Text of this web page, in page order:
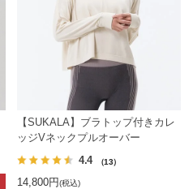
【SUKALA】ブラトップ付きカレ
ッジVネックプルオーバー
4.4 （13）
14,800円(税込)